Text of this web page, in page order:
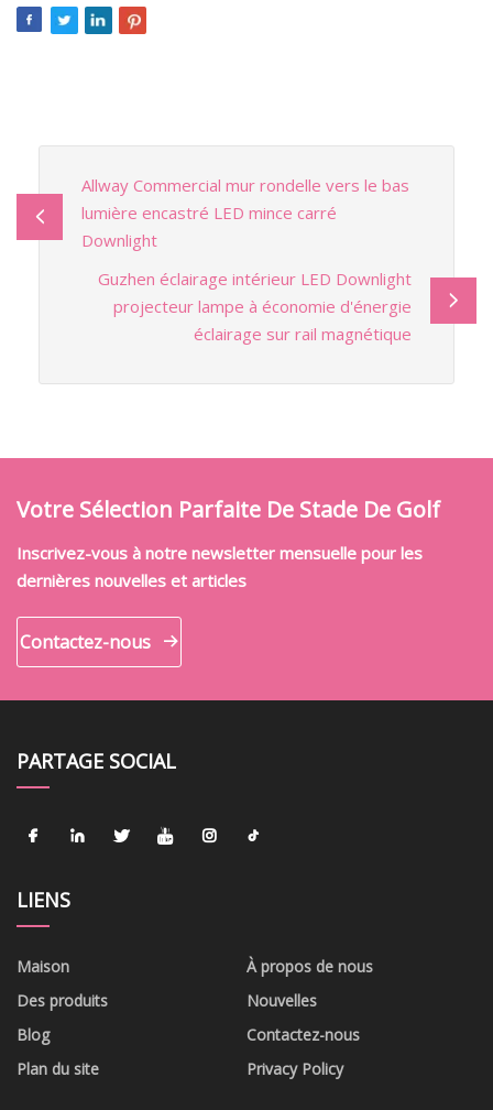
Allway Commercial mur rondelle vers le bas
lumière encastré LED mince carré
Downlight
Guzhen éclairage intérieur LED Downlight
projecteur lampe à économie d'énergie
éclairage sur rail magnétique
Votre Sélection Parfaite De Stade De Golf
Inscrivez-vous à notre newsletter mensuelle pour les
dernières nouvelles et articles
Contactez-nous
PARTAGE SOCIAL
LIENS
Maison
À propos de nous
Des produits
Nouvelles
Blog
Contactez-nous
Plan du site
Privacy Policy